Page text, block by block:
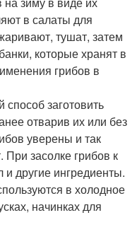
в салаты для
тушат, затем
которые хранят в
грибов в
заготовить
отварив их или без
уверены и так
засолке грибов к
другие ингредиенты.
в холодное
начинках для